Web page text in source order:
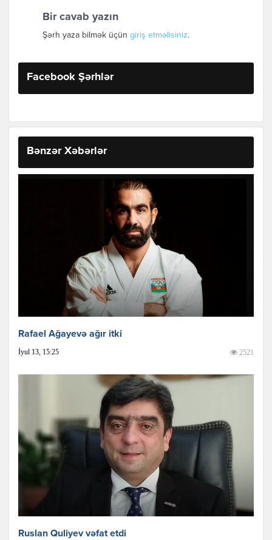
Bir cavab yazın
Şərh yaza bilmək üçün giriş etməlisiniz.
Facebook Şərhlər
Bənzər Xəbərlər
Rafael Ağayevə ağır itki
İyul 13, 15:25 2521
Ruslan Quliyev vəfat etdi